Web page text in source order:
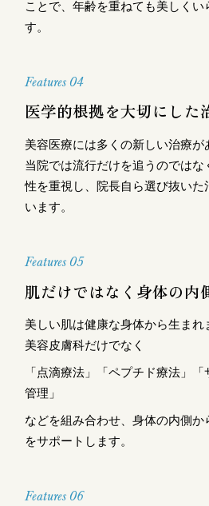
ことで、年齢を重ねても美しくい
す。
Features 04
医学的根拠を大切にした
美容医療には多くの新しい治療が
当院では流行だけを追うのではな
性を重視し、院長自ら選び抜いた
います。
Features 05
肌だけではなく身体の内
美しい肌は健康な身体から生まれ
美容皮膚科だけでなく
「点滴療法」「ペプチド療法」
管理」
などを組み合わせ、身体の内側
をサポートします。
Features 06